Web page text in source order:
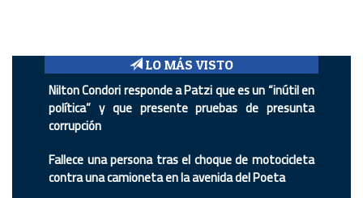
LO MÁS VISTO
Nilton Condori responde a Patzi que es un “inútil en
política” y que presente pruebas de presunta
corrupción
Fallece una persona tras el choque de motocicleta
contra una camioneta en la avenida del Poeta